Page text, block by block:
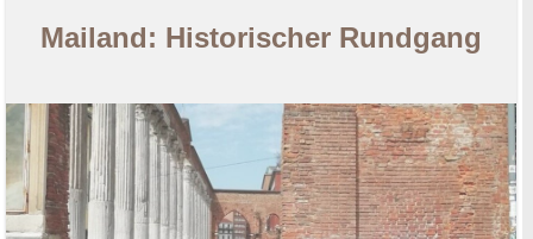
Mailand: Historischer Rundgang